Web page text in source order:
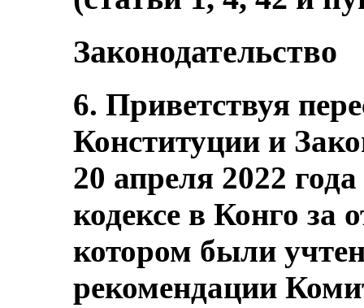
Законодательство
6. Приветствуя
Конституции и
20 апреля 2022
кодексе в Конго за
котором были
рекомендации